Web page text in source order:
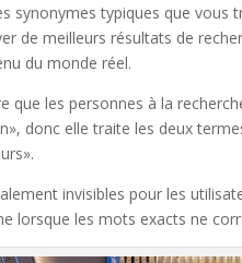
synonymes typiques que vous
de meilleurs résultats de
du monde réel.
que les personnes à la
donc elle traite les deux
invisibles pour les
lorsque les mots exacts ne